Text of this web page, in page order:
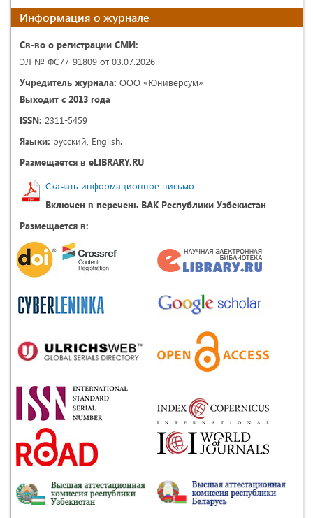
Информация о журнале
Св-во о регистрации СМИ:
ЭЛ № ФС77-91809 от 03.07.2026
Учредитель журнала: ООО «Юниверсум»
Выходит с 2013 года
ISSN: 2311-5459
Языки: русский, English.
Размещается в eLIBRARY.RU
Скачать информационное письмо
Включен в перечень ВАК Республики Узбекистан
Размещается в: